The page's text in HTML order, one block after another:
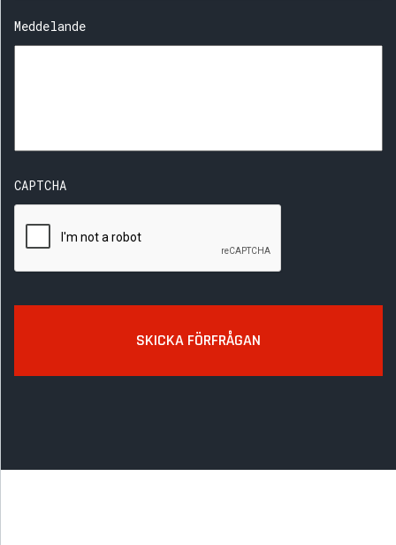
Meddelande
CAPTCHA